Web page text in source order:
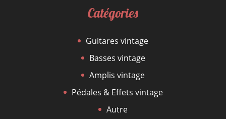
Catégories
Guitares vintage
Basses vintage
Amplis vintage
Pédales & Effets vintage
Autre